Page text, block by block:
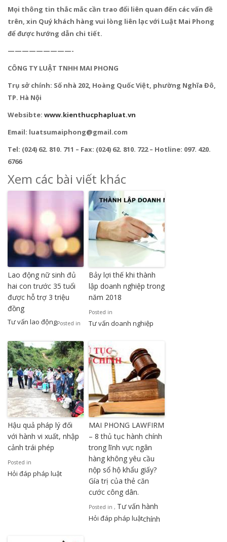
Mọi thông tin thắc mắc cần trao đổi liên quan đến các vấn đề
trên, xin Quý khách hàng vui lòng liên lạc với Luật Mai Phong
để được hướng dẫn chi tiết.
—————————-
CÔNG TY LUẬT TNHH MAI PHONG
Trụ sở chính: Số nhà 202, Hoàng Quốc Việt, phường Nghĩa Đô,
TP. Hà Nội
Websibte: www.kienthucphapluat.vn
Email: luatsumaiphong@gmail.com
Tel: (024) 62. 810. 711 – Fax: (024) 62. 810. 722 – Hotline: 097. 420.
6766
Xem các bài viết khác
Lao động nữ sinh đủ
hai con trước 35 tuổi
được hỗ trợ 3 triệu
đồng
Posted in
Tư vấn lao động
Bảy lợi thế khi thành
lập doanh nghiệp trong
năm 2018
Posted in
Tư vấn doanh nghiệp
Hậu quả pháp lý đối
với hành vi xuất, nhập
cảnh trái phép
Posted in
Hỏi đáp pháp luật
MAI PHONG LAWFIRM
– 8 thủ tục hành chính
trong lĩnh vực ngân
hàng không yêu cầu
nộp sổ hộ khẩu giấy?
Gía trị của thẻ căn
cước công dân.
Posted in
Hỏi đáp pháp luật
, Tư vấn hành
chính